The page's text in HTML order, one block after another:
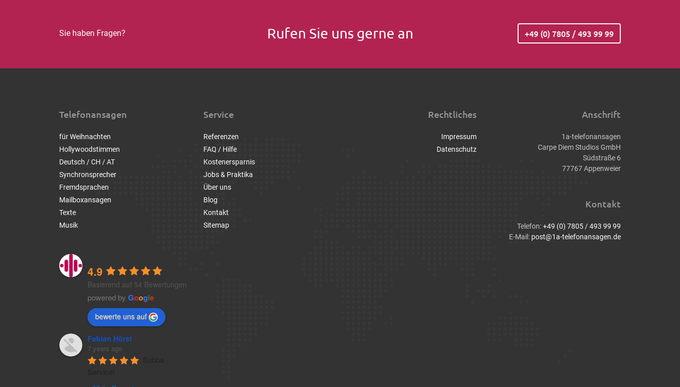
Sie haben Fragen? Rufen Sie uns gerne an +49 (0) 7805 / 493 99 99
Telefonansagen
für Weihnachten
Hollywoodstimmen
Deutsch / CH / AT
Synchronsprecher
Fremdsprachen
Mailboxansagen
Texte
Musik
4.9
Basierend auf 54 Bewertungen
powered by Google
bewerte uns auf
Fabian Hörst
7 years ago
Service
Referenzen
FAQ / Hilfe
Kostenersparnis
Jobs & Praktika
Über uns
Blog
Kontakt
Sitemap
Rechtliches
Impressum
Datenschutz
Anschrift
1a-telefonansagen
Carpe Diem Studios GmbH
Südstraße 6
77767 Appenweier
Kontakt
Telefon:+49 (0) 7805 / 493 99 99
E-Mail: post@1a-telefonansagen.de